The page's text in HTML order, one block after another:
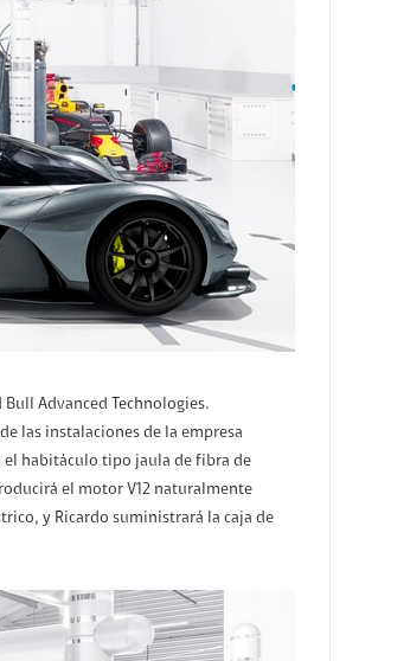
Advanced Technologies.
las instalaciones de la empresa
habitáculo tipo jaula de fibra de
el motor V12 naturalmente
y Ricardo suministrará la caja de